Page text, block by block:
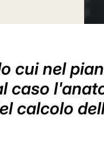
cui nel
caso
calcolo